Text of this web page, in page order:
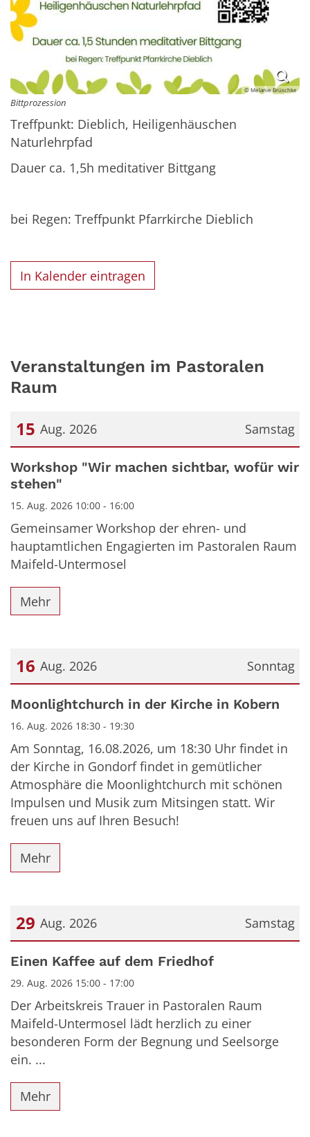
© Melanie Brüschke
Bittprozession
Treffpunkt: Dieblich, Heiligenhäuschen
Naturlehrpfad
Dauer ca. 1,5h meditativer Bittgang
bei Regen: Treffpunkt Pfarrkirche Dieblich
In Kalender eintragen
Veranstaltungen im Pastoralen
Raum
Samstag
15 Aug. 2026
Datum: 15. August 2026
Workshop "Wir machen sichtbar, wofür wir
stehen"
15. Aug. 2026 10:00 - 16:00
Gemeinsamer Workshop der ehren- und
hauptamtlichen Engagierten im Pastoralen Raum
Maifeld-Untermosel
Mehr
Sonntag
16 Aug. 2026
Datum: 16. August 2026
Moonlightchurch in der Kirche in Kobern
16. Aug. 2026 18:30 - 19:30
Am Sonntag, 16.08.2026, um 18:30 Uhr findet in
der Kirche in Gondorf findet in gemütlicher
Atmosphäre die Moonlightchurch mit schönen
Impulsen und Musik zum Mitsingen statt. Wir
freuen uns auf Ihren Besuch!
Mehr
Samstag
29 Aug. 2026
Datum: 29. August 2026
Einen Kaffee auf dem Friedhof
29. Aug. 2026 15:00 - 17:00
Der Arbeitskreis Trauer in Pastoralen Raum
Maifeld-Untermosel lädt herzlich zu einer
besonderen Form der Begnung und Seelsorge
ein. ...
Mehr